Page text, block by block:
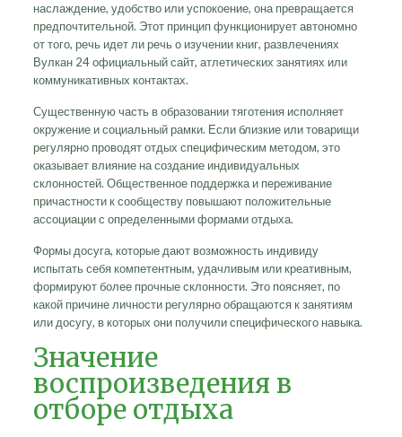
наслаждение, удобство или успокоение, она превращается
предпочтительной. Этот принцип функционирует автономно
от того, речь идет ли речь о изучении книг, развлечениях
Вулкан 24 официальный сайт, атлетических занятиях или
коммуникативных контактах.
Существенную часть в образовании тяготения исполняет
окружение и социальный рамки. Если близкие или товарищи
регулярно проводят отдых специфическим методом, это
оказывает влияние на создание индивидуальных
склонностей. Общественное поддержка и переживание
причастности к сообществу повышают положительные
ассоциации с определенными формами отдыха.
Формы досуга, которые дают возможность индивиду
испытать себя компетентным, удачливым или креативным,
формируют более прочные склонности. Это поясняет, по
какой причине личности регулярно обращаются к занятиям
или досугу, в которых они получили специфического навыка.
Значение
воспроизведения в
отборе отдыха